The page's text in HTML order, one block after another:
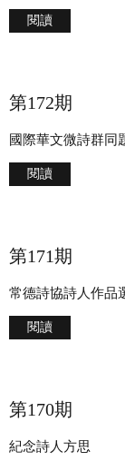
閱讀
第172期
國際華文微詩群同
閱讀
第171期
常德詩協詩人作品
閱讀
第170期
紀念詩人方思